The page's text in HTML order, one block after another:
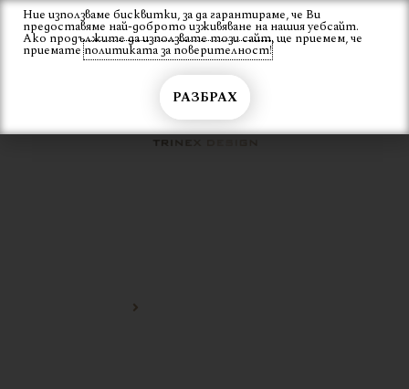
Skip
content
Вход
Ние използваме бисквитки, за да гарантираме, че Ви
предоставяме най-доброто изживяване на нашия уебсайт.
Ако продължите да използвате този сайт, ще приемем, че
приематеполитиката за поверителност!
РАЗБРАХ